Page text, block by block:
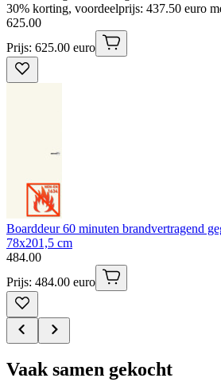
30% korting, voordeelprijs: 437.50 euro
625.00
Prijs: 625.00 euro
Boarddeur 60 minuten brandvertragend
78x201,5 cm
484.00
Prijs: 484.00 euro
Vaak samen gekocht